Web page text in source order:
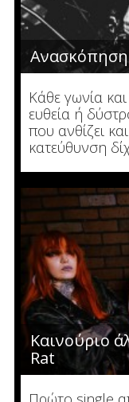
Κάθε γωνία
ευθεία ή
που ανθίζει
κατεύθυνση
Καινούριο
Rat